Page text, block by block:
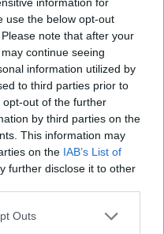
use the below opt-out
note that after your
continue seeing
information utilized by
to third parties prior to
out of the further
by third parties on the
This information may
on the IAB’s List of
further disclose it to other
one or more Google
Outs
που δεν ανήκει
δίπλα τους
για την
«Κατηγορηματικά
οι ισχυρισμοί»
– «Είναι αθώα,
όπως και